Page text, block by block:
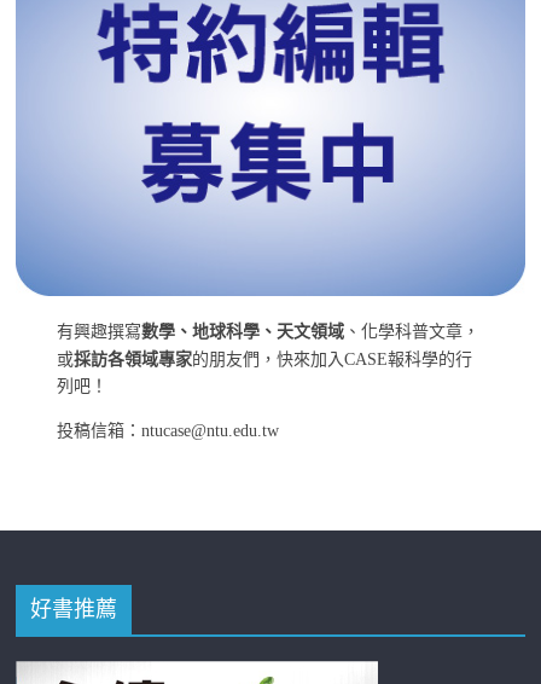
有興趣撰寫數學、地球科學、天文領域 、化學科普文章，
或採訪各領域專家的朋友們，快來加入CASE報科學的行
列吧！
投稿信箱：ntucase@ntu.edu.tw
好書推薦